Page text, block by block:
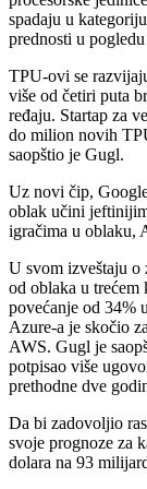
spadaju u
prednosti u
TPU-ovi se
više od četiri puta
ređaju. Startap za
do milion novih
saopštio je Gugl.
Uz novi čip,
oblak učini
igračima u oblaku,
U svom izveštaju o
od oblaka u
povećanje od 34%
Azure-a je skočio
AWS. Gugl je
potpisao više
prethodne dve
Da bi zadovoljio
svoje prognoze za
dolara na 93